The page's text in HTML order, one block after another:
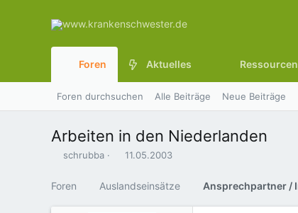
Foren Aktuelles Ressourcen
Foren durchsuchen Alle Beiträge Neue Beiträge
Arbeiten in den Niederlanden
E
t
e
schrubba
E
t
e
11.05.2003
Foren Auslandseinsätze